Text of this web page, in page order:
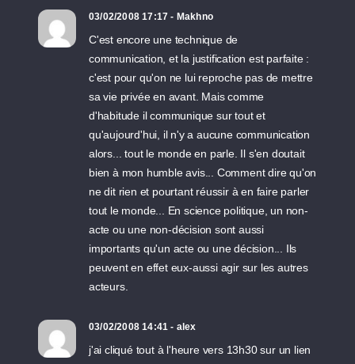
03/02/2008 17:17 - Makhno
C'est encore une technique de
communication, et la justification est parfaite :
c'est pour qu'on ne lui reproche pas de mettre
sa vie privée en avant. Mais comme
d'habitude il communique sur tout et
qu'aujourd'hui, il n'y a aucune communication
alors... tout le monde en parle. Il s'en doutait
bien à mon humble avis... Comment dire qu'on
ne dit rien et pourtant réussir à en faire parler
tout le monde... En science politique, un non-
acte ou une non-décision sont aussi
importants qu'un acte ou une décision... Ils
peuvent en effet eux-aussi agir sur les autres
acteurs.
03/02/2008 14:41 - alex
j'ai cliqué tout à l'heure vers 13h30 sur un lien